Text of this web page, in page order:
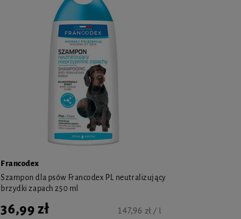
Francodex
Szampon dla psów Francodex PL neutralizujący
brzydki zapach 250 ml
36,99 zł 147,96 zł / l